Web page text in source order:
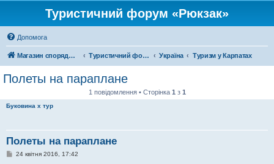
Туристичний форум «Рюкзак»
Допомога
Магазин спорядження Туристичний форум «Рюкзак» Україна Туризм у Карпатах
Полеты на параплане
1 повідомлення • Сторінка 1 з 1
Буковина х тур
Полеты на параплане
П24 квітня 2016, 17:42